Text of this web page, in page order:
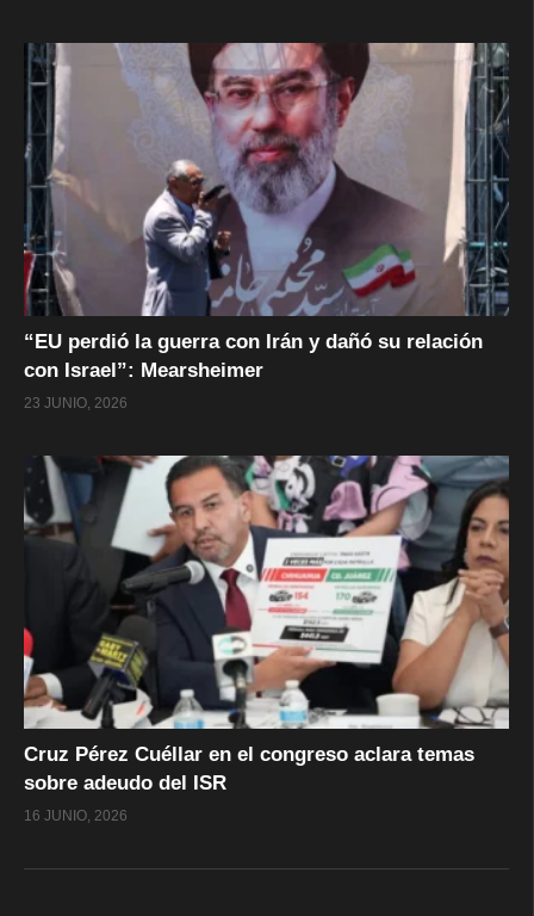
“EU perdió la guerra con Irán y dañó su relación
con Israel”: Mearsheimer
23 JUNIO, 2026
Cruz Pérez Cuéllar en el congreso aclara temas
sobre adeudo del ISR
16 JUNIO, 2026